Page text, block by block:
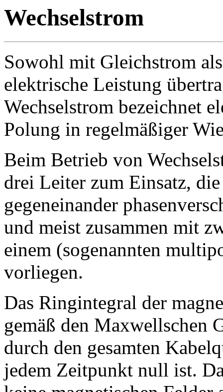
Wechselstrom
Sowohl mit Gleichstrom
elektrische Leistung
Wechselstrom bezeichnet
Polung in regelmäßiger
Beim Betrieb von
drei Leiter zum Einsatz,
gegeneinander
und meist zusammen mit
einem (sogenannten
vorliegen.
Das Ringintegral der
gemäß den Maxwellschen
durch den gesamten
jedem Zeitpunkt null ist.